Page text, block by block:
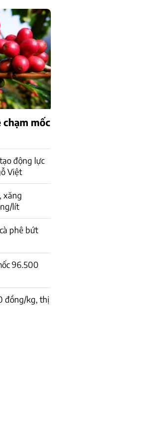
chạm mốc
động lực
Việt
xăng
lít
phê bứt
96.500
đồng/kg, thị